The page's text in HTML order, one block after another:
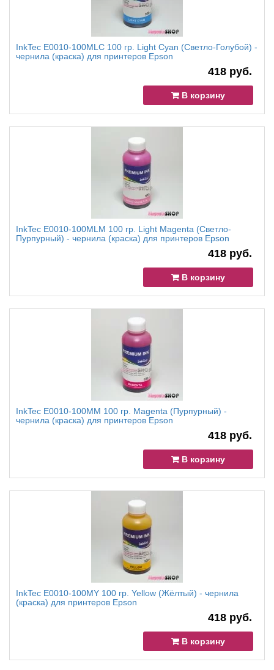
InkTec E0010-100MLC 100 гр. Light Cyan (Светло-Голубой) -
чернила (краска) для принтеров Epson
418 руб.
В корзину
InkTec E0010-100MLM 100 гр. Light Magenta (Светло-
Пурпурный) - чернила (краска) для принтеров Epson
418 руб.
В корзину
InkTec E0010-100MM 100 гр. Magenta (Пурпурный) -
чернила (краска) для принтеров Epson
418 руб.
В корзину
InkTec E0010-100MY 100 гр. Yellow (Жёлтый) - чернила
(краска) для принтеров Epson
418 руб.
В корзину